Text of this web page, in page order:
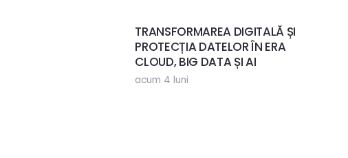
TRANSFORMAREA DIGITALĂ ȘI
PROTECȚIA DATELOR ÎN ERA
CLOUD, BIG DATA ȘI AI
acum 4 luni